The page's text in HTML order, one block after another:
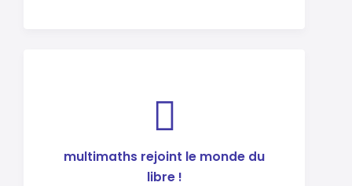
multimaths rejoint le monde du
libre !